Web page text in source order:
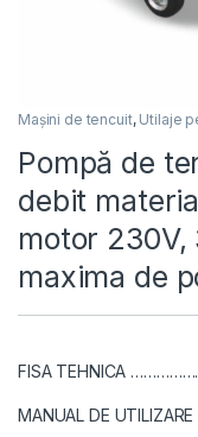
Mașini de tencuit, Utilaje
Pompă de
debit
motor 230V,
maxima de
FISA TEHNICA
MANUAL DE